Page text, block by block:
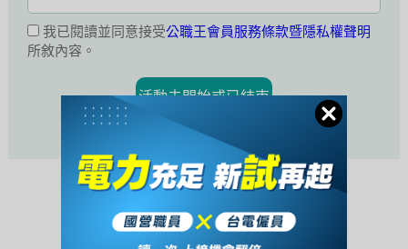
我已閱讀並同意接受公職王會員服務條款暨隱私權聲明
所敘內容。
活動未開始或已結束